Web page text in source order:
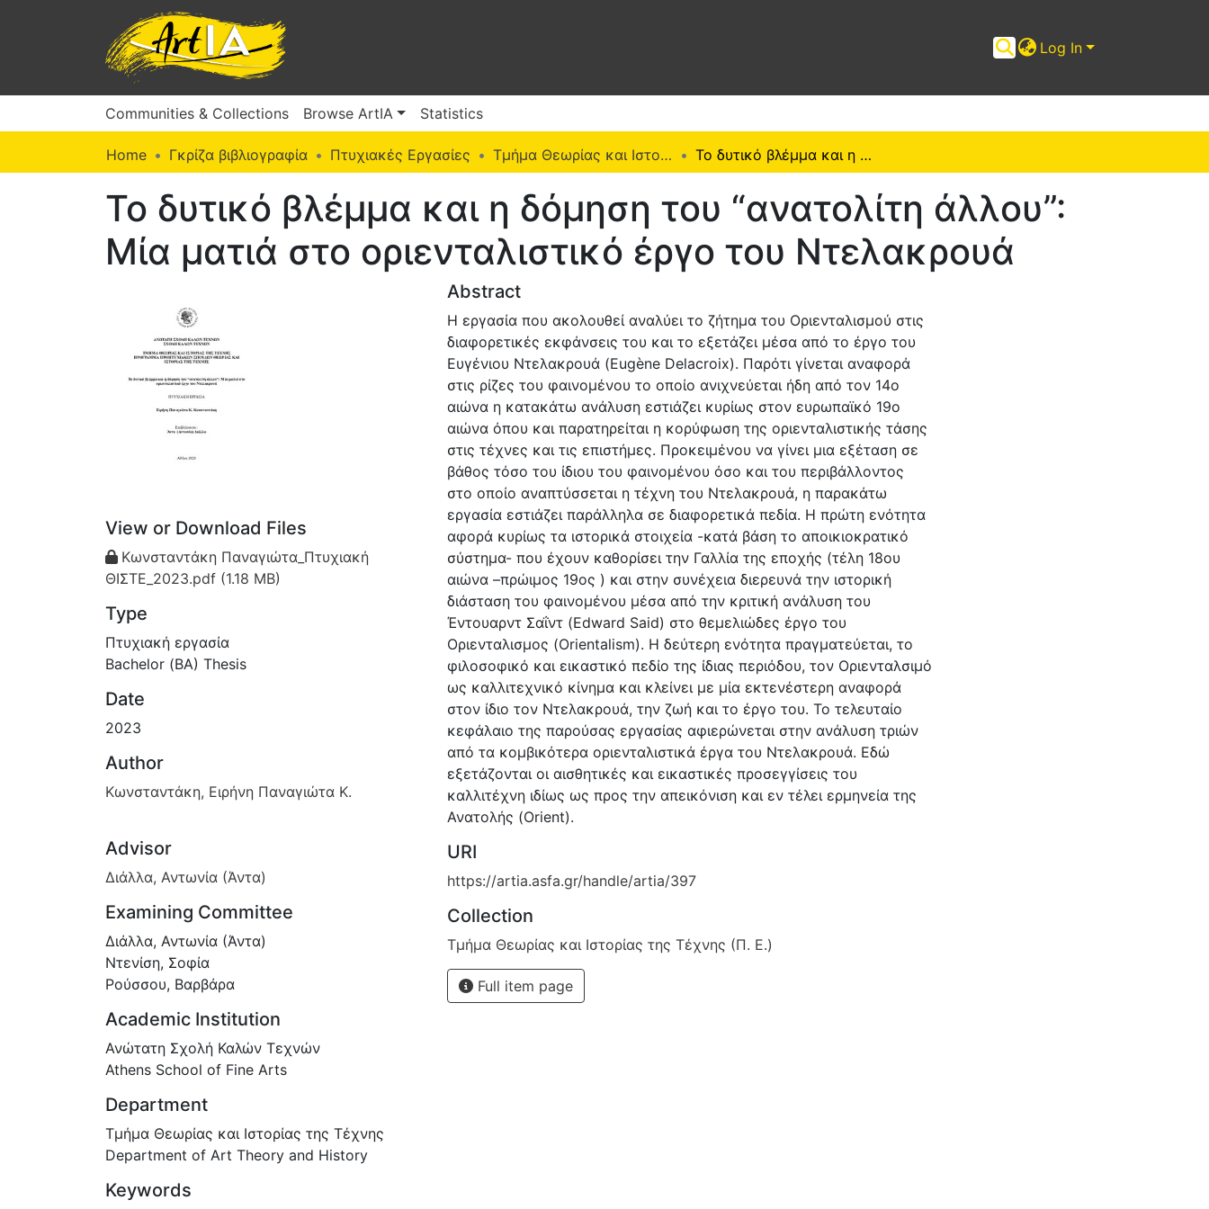
Log In
Communities & Collections Browse ArtIA Statistics
Home Γκρίζα βιβλιογραφία Πτυχιακές Εργασίες Τμήμα Θεωρίας και Ιστορίας της Τέχνης (Π. Ε.) Το δυτικό βλέμμα και η δόμηση του “ανατολίτη άλλου”: Μία ματιά στο οριενταλιστικό έργο του Ντελακρουά
Το δυτικό βλέμμα και η δόμηση του “ανατολίτη άλλου”:
Μία ματιά στο οριενταλιστικό έργο του Ντελακρουά
View or Download Files
Κωνσταντάκη Παναγιώτα_Πτυχιακή
ΘΙΣΤΕ_2023.pdf (1.18 MB)
Type
Πτυχιακή εργασία
Bachelor (ΒΑ) Thesis
Date
2023
Author
Κωνσταντάκη, Ειρήνη Παναγιώτα K.
Advisor
Διάλλα, Αντωνία (Άντα)
Examining Committee
Διάλλα, Αντωνία (Άντα)
Ντενίση, Σοφία
Ρούσσου, Βαρβάρα
Academic Institution
Ανώτατη Σχολή Καλών Τεχνών
Athens School of Fine Arts
Department
Τμήμα Θεωρίας και Ιστορίας της Τέχνης
Department of Art Theory and History
Keywords
Abstract
H εργασία που ακολουθεί αναλύει το ζήτημα του Οριενταλισμού στις
διαφορετικές εκφάνσεις του και το εξετάζει μέσα από το έργο του
Ευγένιου Ντελακρουά (Eugène Delacroix). Παρότι γίνεται αναφορά
στις ρίζες του φαινομένου το οποίο ανιχνεύεται ήδη από τον 14ο
αιώνα η κατακάτω ανάλυση εστιάζει κυρίως στον ευρωπαϊκό 19ο
αιώνα όπου και παρατηρείται η κορύφωση της οριενταλιστικής τάσης
στις τέχνες και τις επιστήμες. Προκειμένου να γίνει μια εξέταση σε
βάθος τόσο του ίδιου του φαινομένου όσο και του περιβάλλοντος
στο οποίο αναπτύσσεται η τέχνη του Ντελακρουά, η παρακάτω
εργασία εστιάζει παράλληλα σε διαφορετικά πεδία. Η πρώτη ενότητα
αφορά κυρίως τα ιστορικά στοιχεία -κατά βάση το αποικιοκρατικό
σύστημα- που έχουν καθορίσει την Γαλλία της εποχής (τέλη 18ου
αιώνα –πρώιμος 19ος ) και στην συνέχεια διερευνά την ιστορική
διάσταση του φαινομένου μέσα από την κριτική ανάλυση του
Έντουαρντ Σαΐντ (Edward Said) στο θεμελιώδες έργο του
Οριενταλισμος (Orientalism). Η δεύτερη ενότητα πραγματεύεται, το
φιλοσοφικό και εικαστικό πεδίο της ίδιας περιόδου, τον Οριενταλσιμό
ως καλλιτεχνικό κίνημα και κλείνει με μία εκτενέστερη αναφορά
στον ίδιο τον Ντελακρουά, την ζωή και το έργο του. Το τελευταίο
κεφάλαιο της παρούσας εργασίας αφιερώνεται στην ανάλυση τριών
από τα κομβικότερα οριενταλιστικά έργα του Ντελακρουά. Εδώ
εξετάζονται οι αισθητικές και εικαστικές προσεγγίσεις του
καλλιτέχνη ιδίως ως προς την απεικόνιση και εν τέλει ερμηνεία της
Ανατολής (Orient).
URI
https://artia.asfa.gr/handle/artia/397
Collection
Τμήμα Θεωρίας και Ιστορίας της Τέχνης (Π. Ε.)
Full item page